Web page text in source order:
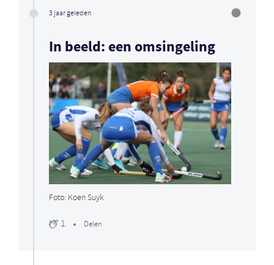
3 jaar geleden
In beeld: een omsingeling
Foto: Koen Suyk
1 Delen